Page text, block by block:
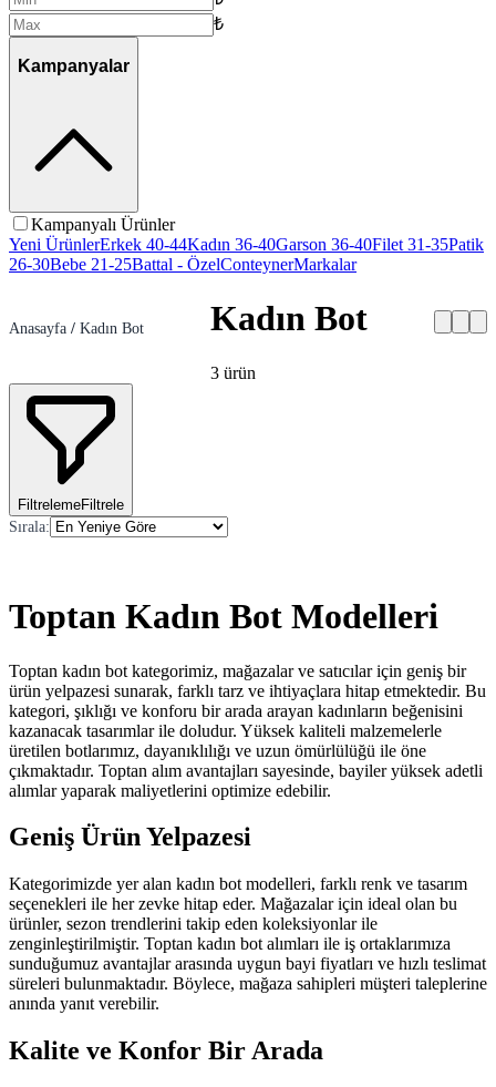
₺
Kampanyalar
Kampanyalı Ürünler
Yeni ÜrünlerErkek 40-44Kadın 36-40Garson 36-40Filet 31-35Patik
26-30Bebe 21-25Battal - ÖzelConteynerMarkalar
Anasayfa / Kadın Bot Kadın Bot
3 ürün
FiltrelemeFiltrele
Sırala:
Toptan Kadın Bot Modelleri
Toptan kadın bot kategorimiz, mağazalar ve satıcılar için geniş bir
ürün yelpazesi sunarak, farklı tarz ve ihtiyaçlara hitap etmektedir. Bu
kategori, şıklığı ve konforu bir arada arayan kadınların beğenisini
kazanacak tasarımlar ile doludur. Yüksek kaliteli malzemelerle
üretilen botlarımız, dayanıklılığı ve uzun ömürlülüğü ile öne
çıkmaktadır. Toptan alım avantajları sayesinde, bayiler yüksek adetli
alımlar yaparak maliyetlerini optimize edebilir.
Geniş Ürün Yelpazesi
Kategorimizde yer alan kadın bot modelleri, farklı renk ve tasarım
seçenekleri ile her zevke hitap eder. Mağazalar için ideal olan bu
ürünler, sezon trendlerini takip eden koleksiyonlar ile
zenginleştirilmiştir. Toptan kadın bot alımları ile iş ortaklarımıza
sunduğumuz avantajlar arasında uygun bayi fiyatları ve hızlı teslimat
süreleri bulunmaktadır. Böylece, mağaza sahipleri müşteri taleplerine
anında yanıt verebilir.
Kalite ve Konfor Bir Arada